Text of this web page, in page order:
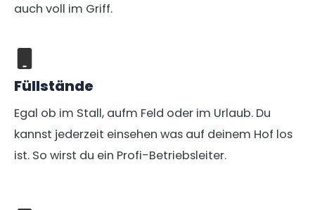
auch voll im Griff.
Füllstände
Egal ob im Stall, aufm Feld oder im Urlaub. Du
kannst jederzeit einsehen was auf deinem Hof los
ist. So wirst du ein Profi-Betriebsleiter.